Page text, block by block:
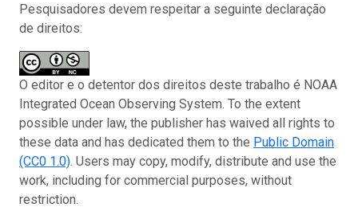
Pesquisadores devem respeitar a seguinte declaração
de direitos:
O editor e o detentor dos direitos deste trabalho é NOAA
Integrated Ocean Observing System. To the extent
possible under law, the publisher has waived all rights to
these data and has dedicated them to the Public Domain
(CC0 1.0). Users may copy, modify, distribute and use the
work, including for commercial purposes, without
restriction.